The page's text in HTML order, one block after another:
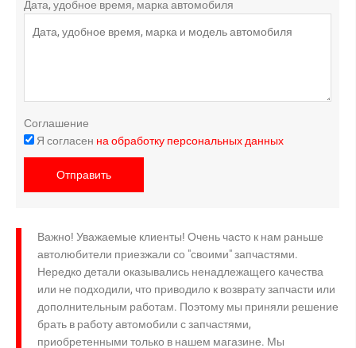
Дата, удобное время, марка автомобиля
Соглашение
Я согласен на обработку персональных данных
Отправить
Важно! Уважаемые клиенты! Очень часто к нам раньше
автолюбители приезжали со "своими" запчастями.
Нередко детали оказывались ненадлежащего качества
или не подходили, что приводило к возврату запчасти или
дополнительным работам. Поэтому мы приняли решение
брать в работу автомобили с запчастями,
приобретенными только в нашем магазине. Мы